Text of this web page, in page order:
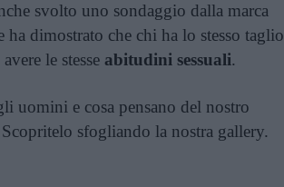
svolto uno sondaggio dalla marca
dimostrato che chi ha lo stesso taglio
le stesse abitudini sessuali.
uomini e cosa pensano del nostro
sfogliando la nostra gallery.